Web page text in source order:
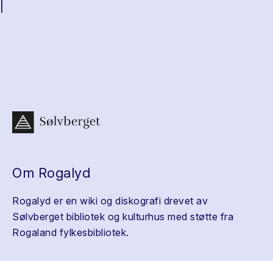
Om Rogalyd
Rogalyd er en wiki og diskografi drevet av
Sølvberget bibliotek og kulturhus med støtte fra
Rogaland fylkesbibliotek.